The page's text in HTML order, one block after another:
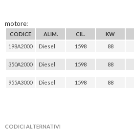
motore:
CODICE ALIM. CIL. KW
198A2000
Diesel 1598 88
350A2000 Diesel 1598 88
955A3000 Diesel 1598 88
CODICI ALTERNATIVI